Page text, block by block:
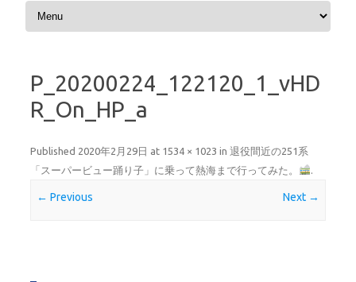
Skip to content
P_20200224_122120_1_vHD
R_On_HP_a
Published 2020年2月29日 at 1534 × 1023 in 退役間近の251系
「スーパービュー踊り子」に乗って熱海まで行ってみた。
.
← Previous Next →